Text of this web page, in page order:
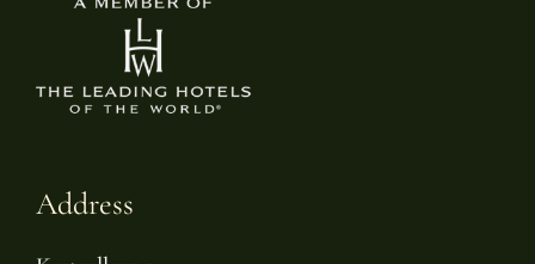
Address